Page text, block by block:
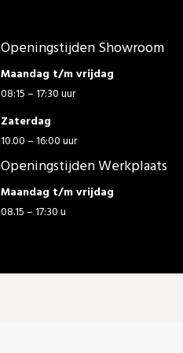
Openingstijden Showroom
Maandag t/m vrijdag
08:15 – 17:30 uur
Zaterdag
10.00 – 16:00 uur
Openingstijden Werkplaats
Maandag t/m vrijdag
08.15 – 17:30 u